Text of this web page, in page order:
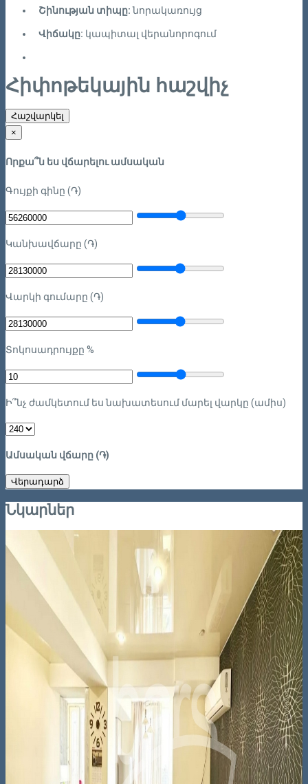
Շինության տիպը:նորակառույց
Վիճակը: կապիտալ վերանորոգում
Հիփոթեկային հաշվիչ
Հաշվարկել
×
Որքա՞ն ես վճարելու ամսական
Գույքի գինը (֏)
Կանխավճարը (֏)
Վարկի գումարը (֏)
Տոկոսադրույքը %
Ի՞նչ ժամկետում ես նախատեսում մարել վարկը (ամիս)
Ամսական վճարը (֏)
Վերադարձ
Նկարներ